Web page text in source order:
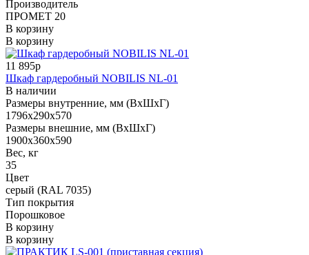
Производитель
ПРОМЕТ 20
В корзину
В корзину
11 895р
Шкаф гардеробный NOBILIS NL-01
В наличии
Размеры внутренние, мм (ВхШхГ)
1796x290x570
Размеры внешние, мм (ВхШхГ)
1900x360x590
Вес, кг
35
Цвет
серый (RAL 7035)
Тип покрытия
Порошковое
В корзину
В корзину